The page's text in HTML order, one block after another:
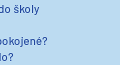
školy